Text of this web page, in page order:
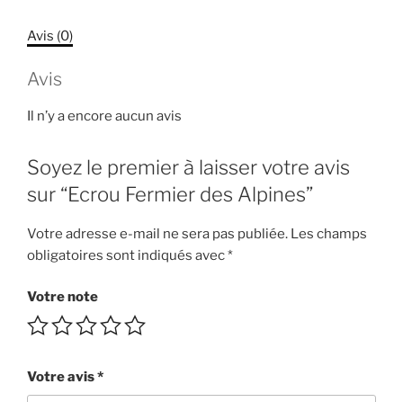
des
Avis (0)
Avis
Il n’y a encore aucun avis
Soyez le premier à laisser votre avis
sur “Ecrou Fermier des Alpines”
Votre adresse e-mail ne sera pas publiée. Les champs
obligatoires sont indiqués avec*
Votre note
Votre avis*